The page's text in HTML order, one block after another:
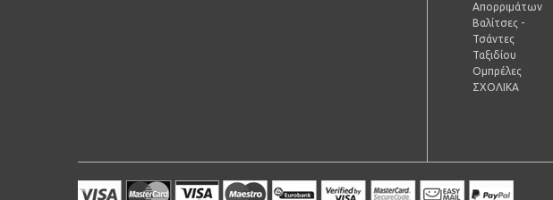
Απορριμάτων
Βαλίτσες -
Τσάντες
Ταξιδίου
Ομπρέλες
ΣΧΟΛΙΚΑ